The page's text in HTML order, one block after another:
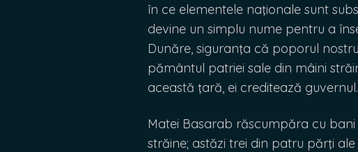
în ce elementele naţionale sunt
devine un simplu nume pentru a
Dunăre, siguranţa că poporul
pământul patriei sale din mâini
această ţară, ei creditează
Matei Basarab răscumpăra cu
străine; astăzi trei din patru părţi